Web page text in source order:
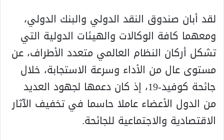
لقد أبان صندوق النقد الدولي والبنك الدولي،
ومعهما كافة الوكالات والهيئات الدولية التي
تشكل أركان النظام العالمي متعدد الأطراف، عن
مستوى عال من الأداء وسرعة الاستجابة، خلال
جائحة كوفيد-19، إذ كان دعمها لجهود العديد
من الدول الأعضاء عاملا حاسما في تخفيف الآثار
الاقتصادية والاجتماعية للجائحة.